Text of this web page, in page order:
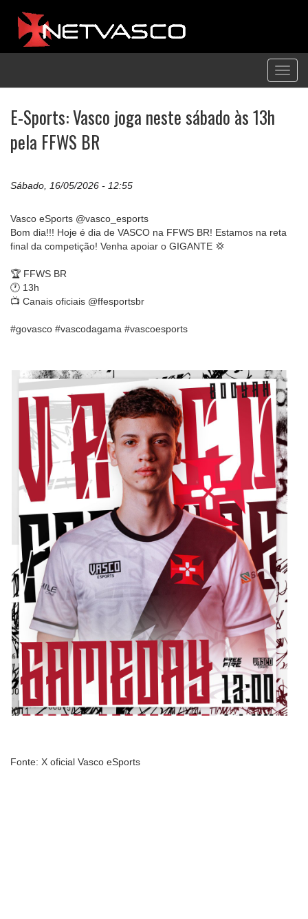
E-Sports: Vasco joga neste sábado às 13h
pela FFWS BR
Sábado, 16/05/2026 - 12:55
Vasco eSports @vasco_esports
Bom dia!!! Hoje é dia de VASCO na FFWS BR! Estamos na reta
final da competição! Venha apoiar o GIGANTE 💢
🏆 FFWS BR
🕐 13h
📺 Canais oficiais @ffesportsbr
#govasco #vascodagama #vascoesports
Fonte: X oficial Vasco eSports